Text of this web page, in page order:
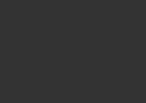
スカート